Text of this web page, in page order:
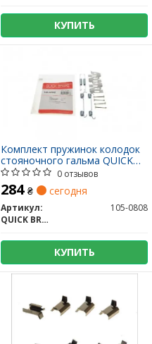
КУПИТЬ
Комплект пружинок колодок
стояночного гальма QUICK
BRAKE 105-08080 отзывов
284 ₴ сегодня
Артикул:
105-0808
QUICK BRAKE
КУПИТЬ